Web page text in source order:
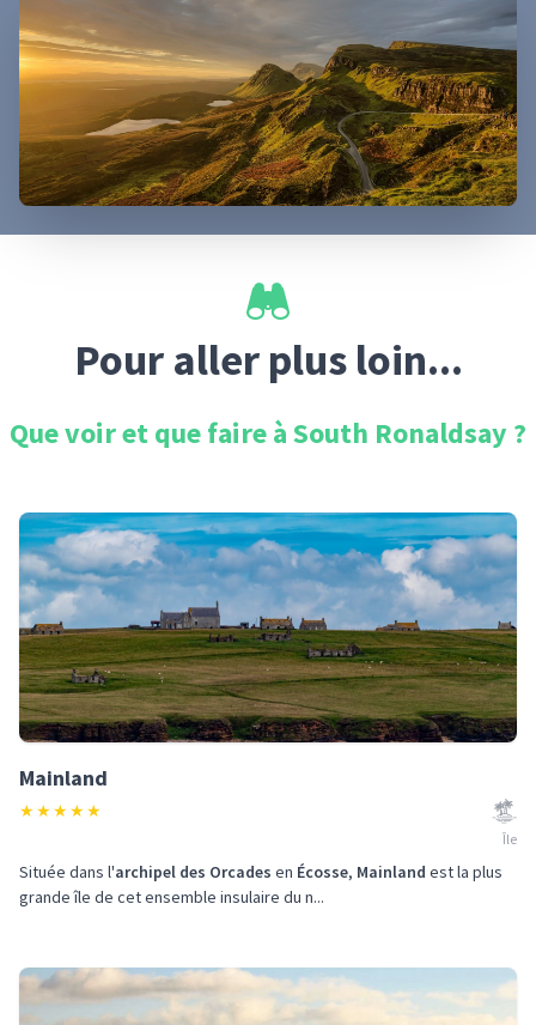
Pour aller plus loin...
Que voir et que faire àSouth Ronaldsay ?
Mainland
★★★★★
Île
Située dans l'archipel des Orcades en Écosse, Mainland est la plus
grande île de cet ensemble insulaire du n...